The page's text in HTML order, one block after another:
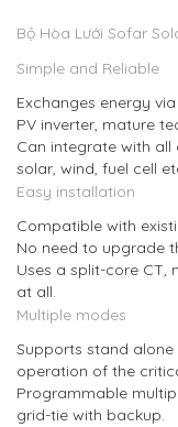
Bộ Hòa Lưới Sofar
Simple and Reliable
Exchanges energy
PV inverter, mature
Can integrate with all
solar, wind, fuel cell
Easy installation
Compatible with
No need to upgrade
Uses a split-core CT,
at all.
Multiple modes
Supports stand alone
operation of the
Programmable
grid-tie with backup.